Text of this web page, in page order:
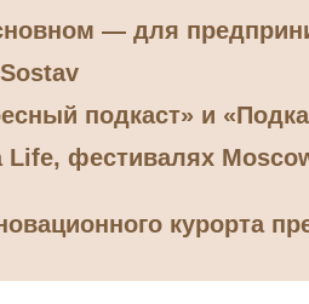
курорта
фестивалях
подкаст» и
— для